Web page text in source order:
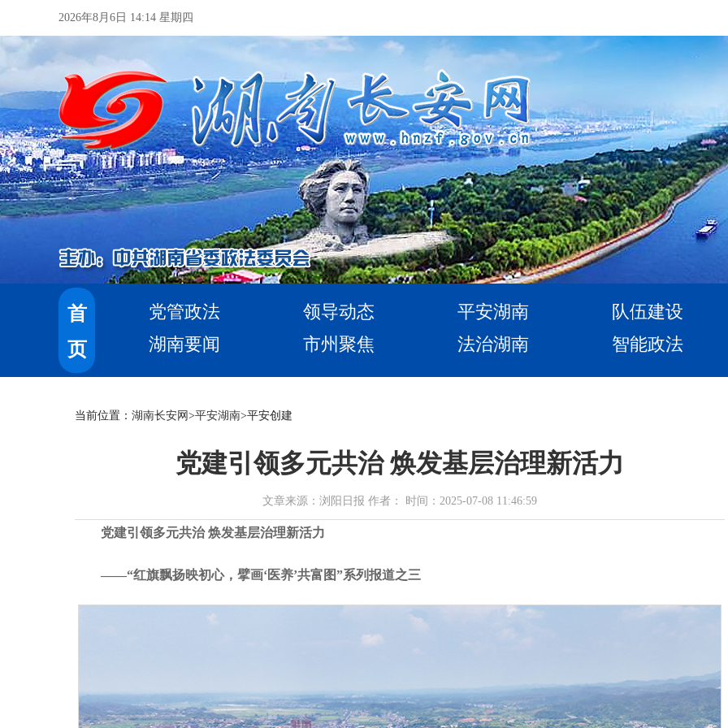
2026年8月6日 14:14 星期四
首
页
党管政法 领导动态 平安湖南
队伍建设
湖南要闻
市州聚焦 法治湖南 智能政法
当前位置： 湖南长安网 >平安湖南>平安创建
党建引领多元共治 焕发基层治理新活力
文章来源：浏阳日报 作者： 时间：2025-07-08 11:46:59
党建引领多元共治 焕发基层治理新活力
——“红旗飘扬映初心，擘画‘医养’共富图”系列报道之三